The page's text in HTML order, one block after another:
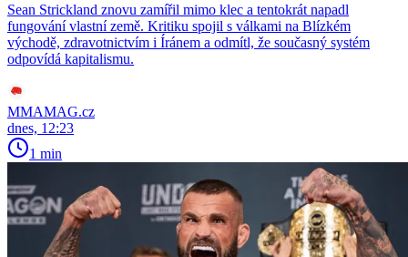
Sean Strickland znovu zamířil mimo klec a tentokrát napadl
fungování vlastní země. Kritiku spojil s válkami na Blízkém
východě, zdravotnictvím i Íránem a odmítl, že současný systém
odpovídá kapitalismu.
MMAMAG.cz
dnes, 12:23
1 min